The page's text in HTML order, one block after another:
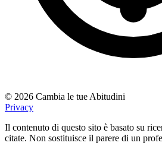
© 2026 Cambia le tue Abitudini
Privacy
Il contenuto di questo sito è basato su
citate. Non sostituisce il parere di un